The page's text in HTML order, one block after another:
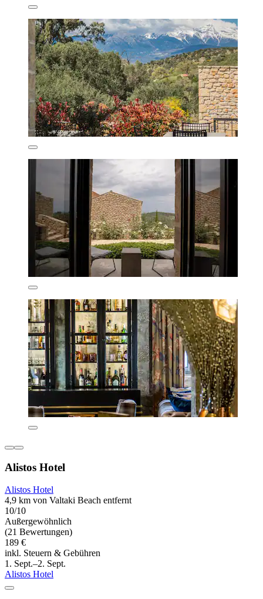
Alistos Hotel
Alistos Hotel
4,9 km von Valtaki Beach entfernt
10/10
Außergewöhnlich
(21 Bewertungen)
189 €
inkl. Steuern & Gebühren
1. Sept.–2. Sept.
Alistos Hotel